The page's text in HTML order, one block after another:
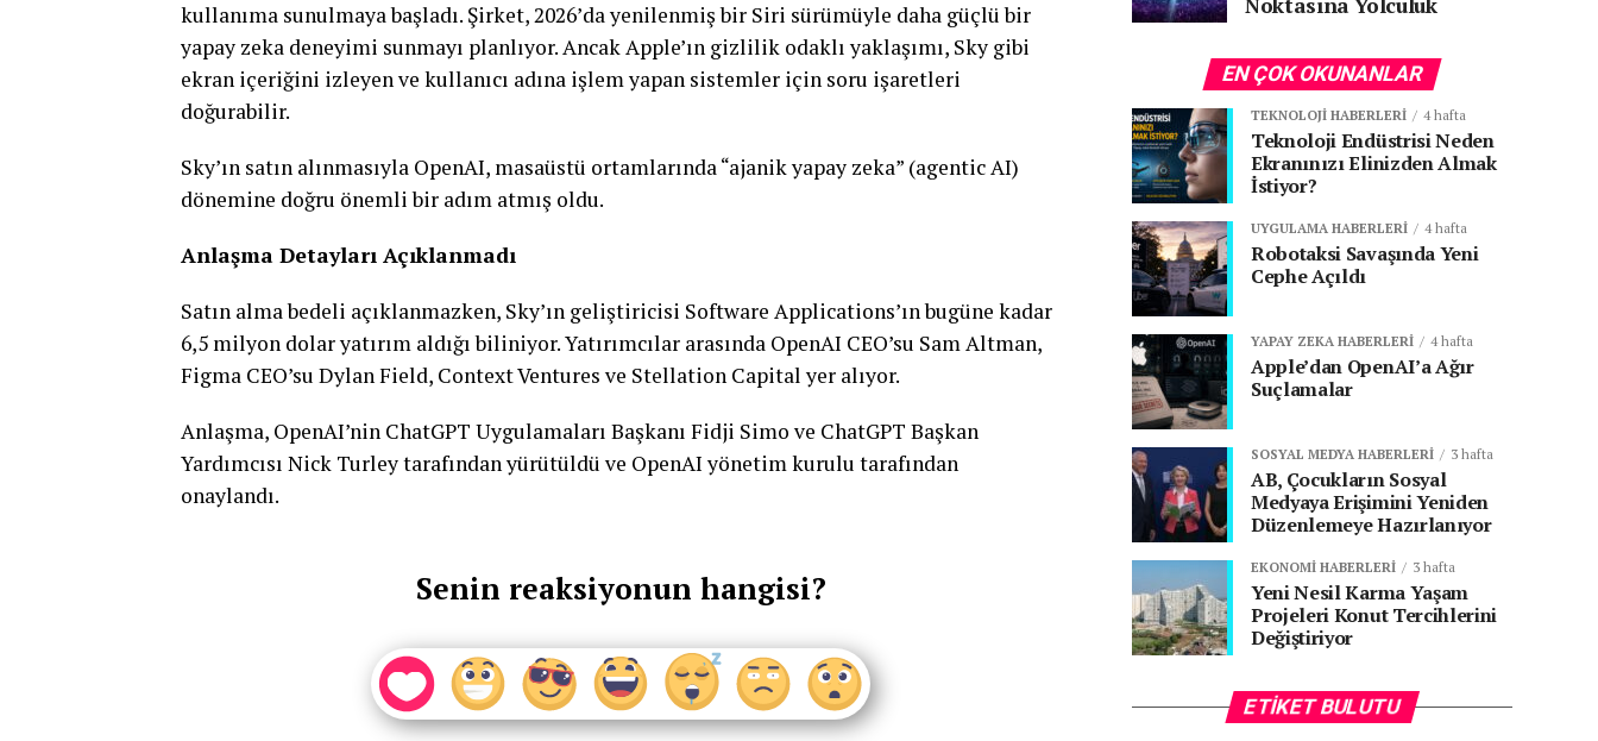
kullanıma sunulmaya başladı. Şirket, 2026’da yenilenmiş bir Siri sürümüyle daha güçlü bir
yapay zeka deneyimi sunmayı planlıyor. Ancak Apple’ın gizlilik odaklı yaklaşımı, Sky gibi
ekran içeriğini izleyen ve kullanıcı adına işlem yapan sistemler için soru işaretleri
doğurabilir.
Sky’ın satın alınmasıyla OpenAI, masaüstü ortamlarında “ajanik yapay zeka” (agentic AI)
dönemine doğru önemli bir adım atmış oldu.
Anlaşma Detayları Açıklanmadı
Satın alma bedeli açıklanmazken, Sky’ın geliştiricisi Software Applications’ın bugüne kadar
6,5 milyon dolar yatırım aldığı biliniyor. Yatırımcılar arasında OpenAI CEO’su Sam Altman,
Figma CEO’su Dylan Field, Context Ventures ve Stellation Capital yer alıyor.
Anlaşma, OpenAI’nin ChatGPT Uygulamaları Başkanı Fidji Simo ve ChatGPT Başkan
Yardımcısı Nick Turley tarafından yürütüldü ve OpenAI yönetim kurulu tarafından
onaylandı.
Senin reaksiyonun hangisi?
EN ÇOK OKUNANLAR
TEKNOLOJI HABERLERI 4 hafta
Teknoloji Endüstrisi Neden
Ekranınızı Elinizden Almak
İstiyor?
UYGULAMA HABERLERI 4 hafta
Robotaksi Savaşında Yeni
Cephe Açıldı
YAPAY ZEKA HABERLERI 4 hafta
Apple’dan OpenAI’a Ağır
Suçlamalar
SOSYAL MEDYA HABERLERI 3 hafta
AB, Çocukların Sosyal
Medyaya Erişimini Yeniden
Düzenlemeye Hazırlanıyor
EKONOMI HABERLERI 3 hafta
Yeni Nesil Karma Yaşam
Projeleri Konut Tercihlerini
Değiştiriyor
ETIKET BULUTU